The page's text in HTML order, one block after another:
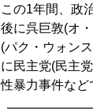
この1年間、政
後に呉巨敦(オ
(パク・ウォン
に民主党(民主
性暴力事件など